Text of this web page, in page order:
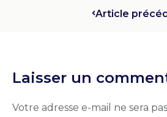
Article
Laisser un
Votre adresse e-mail ne sera